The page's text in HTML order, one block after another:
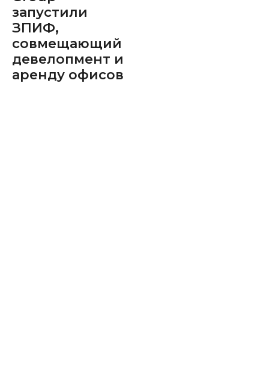
запустили
ЗПИФ,
совмещающий
девелопмент и
аренду офисов